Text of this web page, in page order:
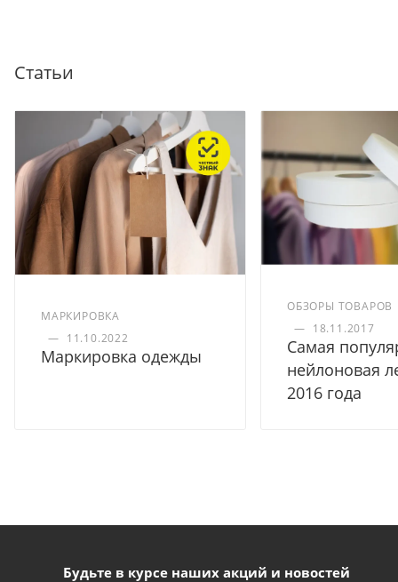
Статьи
МАРКИРОВКА
— 11.10.2022
Маркировка одежды
ОБЗОРЫ ТОВАРОВ
— 18.11.2017
Самая
нейлоновая
2016 года
Будьте в курсе наших акций и новостей